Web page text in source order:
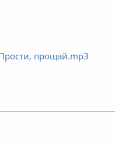
прощай.mp3